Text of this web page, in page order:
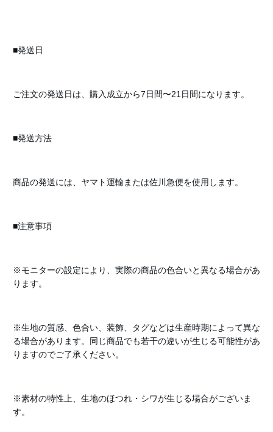
■発送日
ご注文の発送日は、購入成立から7日間〜21日間になります。
■発送方法
商品の発送には、ヤマト運輸または佐川急便を使用します。
■注意事項
※モニターの設定により、実際の商品の色合いと異なる場合があ
ります。
※生地の質感、色合い、装飾、タグなどは生産時期によって異な
る場合があります。同じ商品でも若干の違いが生じる可能性があ
りますのでご了承ください。
※素材の特性上、生地のほつれ・シワが生じる場合がございま
す。